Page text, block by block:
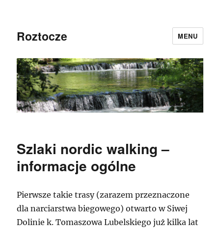
Roztocze MENU
Szlaki nordic walking –
informacje ogólne
Pierwsze takie trasy (zarazem przeznaczone
dla narciarstwa biegowego) otwarto w Siwej
Dolinie k. Tomaszowa Lubelskiego już kilka lat